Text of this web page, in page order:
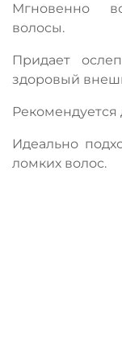
Мгновенно
волосы.
Придает
здоровый
Рекомендуется
Идеально
ломких волос.